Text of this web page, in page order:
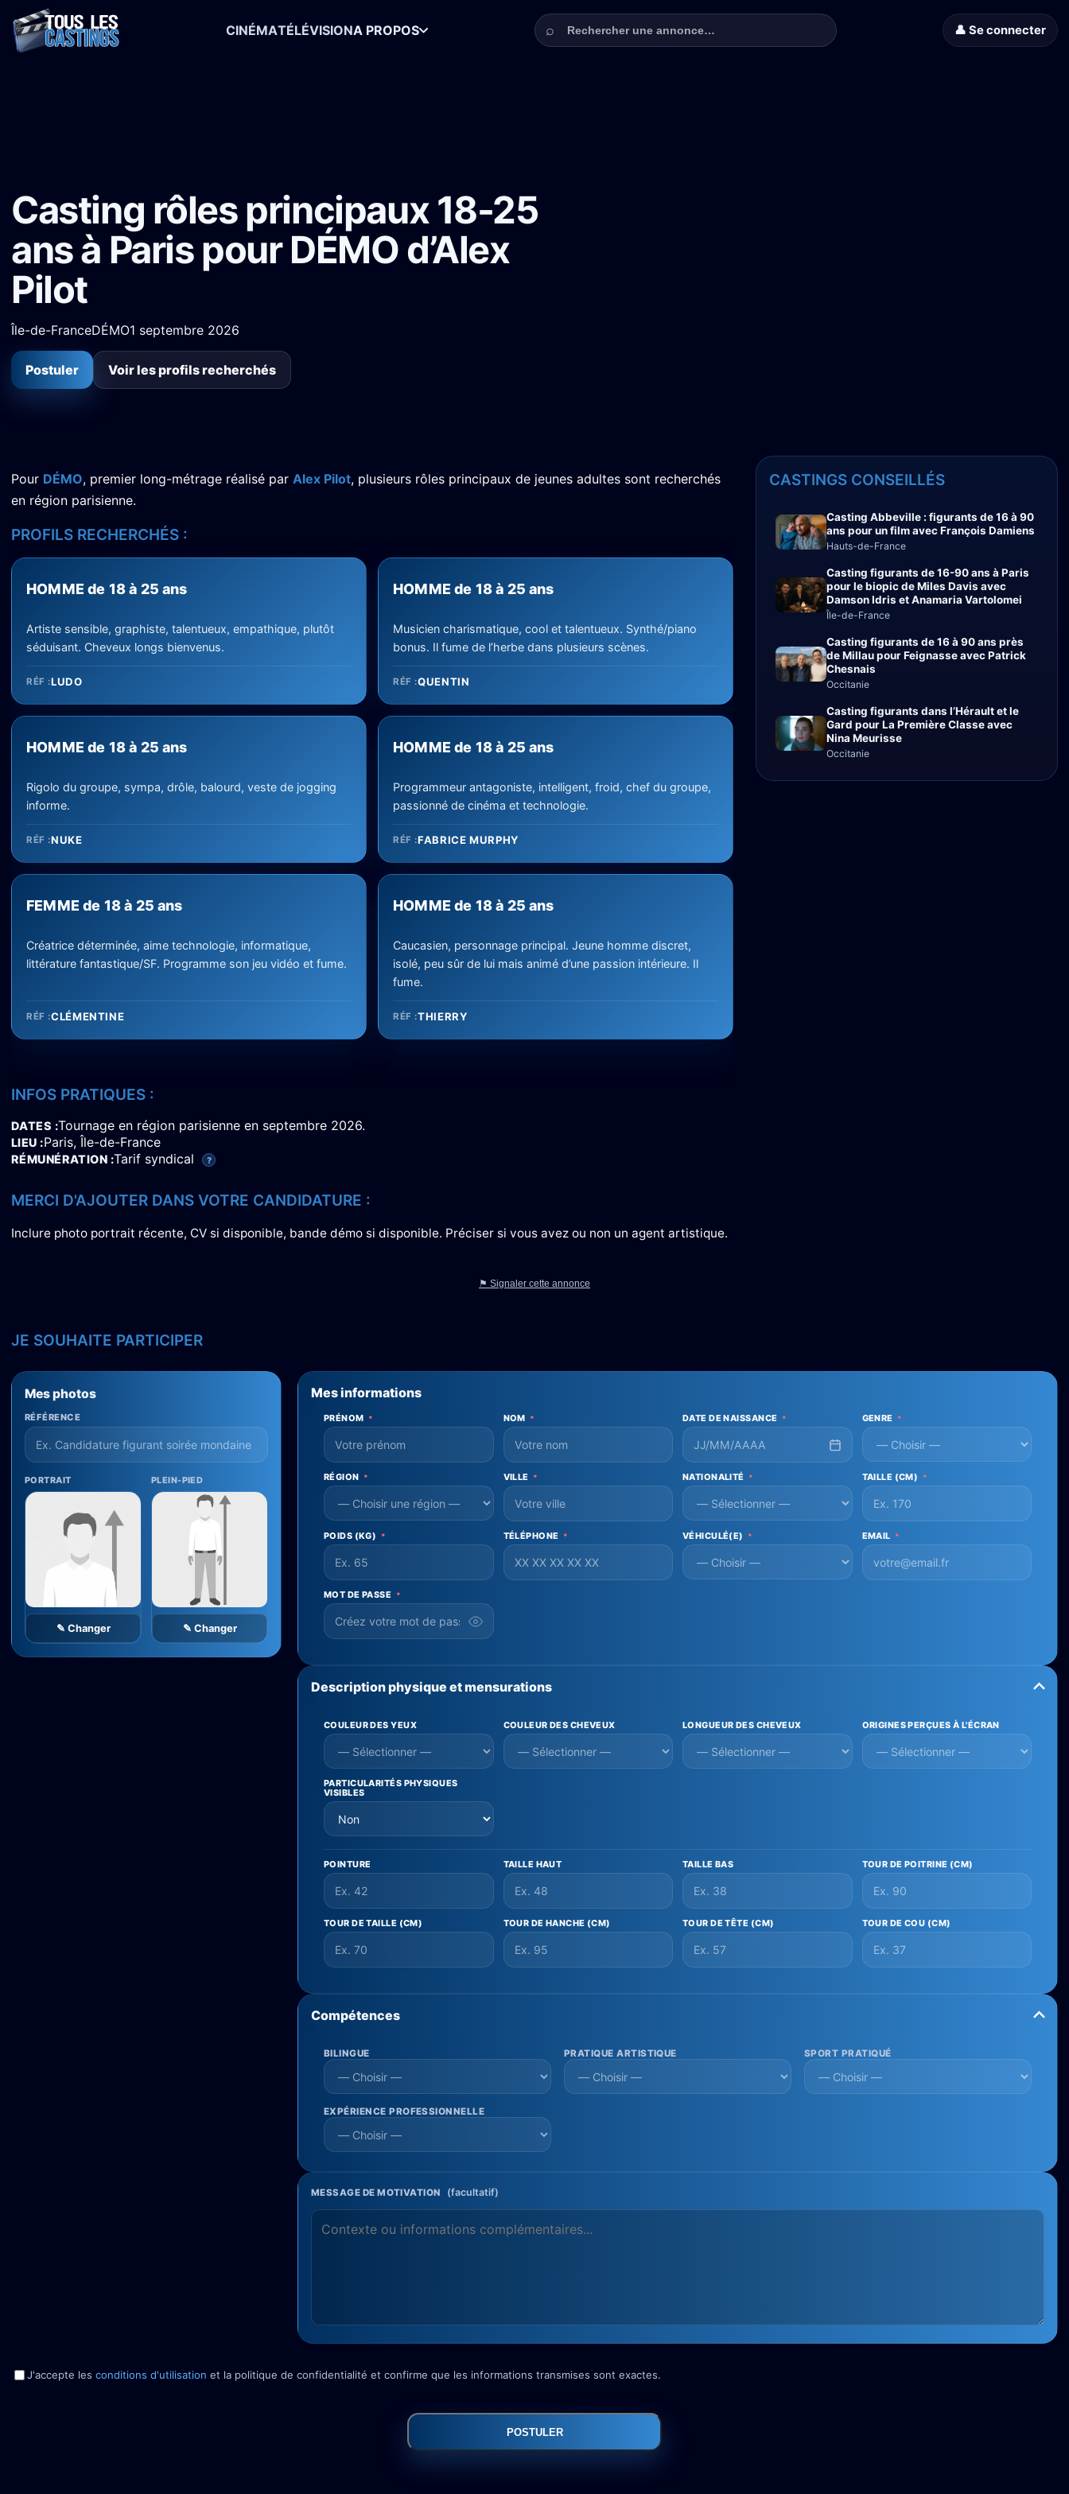
CINÉMATÉLÉVISIONA PROPOS Rechercher une annonce
⌕ 👤 Se connecter
Casting rôles principaux 18-25
ans à Paris pour DÉMO d’Alex
Pilot
Île-de-FranceDÉMO1 septembre 2026
Postuler Voir les profils recherchés
Pour DÉMO, premier long-métrage réalisé par Alex Pilot, plusieurs rôles principaux de jeunes adultes sont recherchés
en région parisienne.
PROFILS RECHERCHÉS :
HOMME de 18 à 25 ans
Artiste sensible, graphiste, talentueux, empathique, plutôt
séduisant. Cheveux longs bienvenus.
RÉF :LUDO
HOMME de 18 à 25 ans
Musicien charismatique, cool et talentueux. Synthé/piano
bonus. Il fume de l’herbe dans plusieurs scènes.
RÉF :QUENTIN
HOMME de 18 à 25 ans
Rigolo du groupe, sympa, drôle, balourd, veste de jogging
informe.
RÉF :NUKE
HOMME de 18 à 25 ans
Programmeur antagoniste, intelligent, froid, chef du groupe,
passionné de cinéma et technologie.
RÉF :FABRICE MURPHY
FEMME de 18 à 25 ans
Créatrice déterminée, aime technologie, informatique,
littérature fantastique/SF. Programme son jeu vidéo et fume.
RÉF :CLÉMENTINE
HOMME de 18 à 25 ans
Caucasien, personnage principal. Jeune homme discret,
isolé, peu sûr de lui mais animé d’une passion intérieure. Il
fume.
RÉF :THIERRY
INFOS PRATIQUES :
DATES Tournage en région parisienne en septembre 2026.
LIEU Paris, Île-de-France
RÉMUNÉRATION Tarif syndical ?
MERCI D'AJOUTER DANS VOTRE CANDIDATURE :
Inclure photo portrait récente, CV si disponible, bande démo si disponible. Préciser si vous avez ou non un agent artistique.
CASTINGS CONSEILLÉS
Casting Abbeville : figurants de 16 à 90
ans pour un film avec François Damiens
Hauts-de-France
Casting figurants de 16-90 ans à Paris
pour le biopic de Miles Davis avec
Damson Idris et Anamaria Vartolomei
Île-de-France
Casting figurants de 16 à 90 ans près
de Millau pour Feignasse avec Patrick
Chesnais
Occitanie
Casting figurants dans l’Hérault et le
Gard pour La Première Classe avec
Nina Meurisse
Occitanie
⚑ Signaler cette annonce
JE SOUHAITE PARTICIPER
Mes photos
RÉFÉRENCE
PORTRAIT
✎ Changer
PLEIN-PIED
✎ Changer
Mes informations
PRÉNOM * NOM * DATE DE NAISSANCE * GENRE *
RÉGION * VILLE * NATIONALITÉ * TAILLE (CM) *
POIDS (KG) * TÉLÉPHONE * VÉHICULÉ(E) * EMAIL *
MOT DE PASSE *
Description physique et mensurations
COULEUR DES YEUX COULEUR DES CHEVEUX LONGUEUR DES CHEVEUX ORIGINES PERÇUES À L'ÉCRAN
PARTICULARITÉS PHYSIQUES
VISIBLES
POINTURE TAILLE HAUT TAILLE BAS TOUR DE POITRINE (CM)
TOUR DE TAILLE (CM) TOUR DE HANCHE (CM) TOUR DE TÊTE (CM) TOUR DE COU (CM)
Compétences
BILINGUE PRATIQUE ARTISTIQUE SPORT PRATIQUÉ
EXPÉRIENCE PROFESSIONNELLE
MESSAGE DE MOTIVATION (facultatif)
J'accepte les conditions d'utilisation et la politique de confidentialité et confirme que les informations transmises sont exactes.
POSTULER